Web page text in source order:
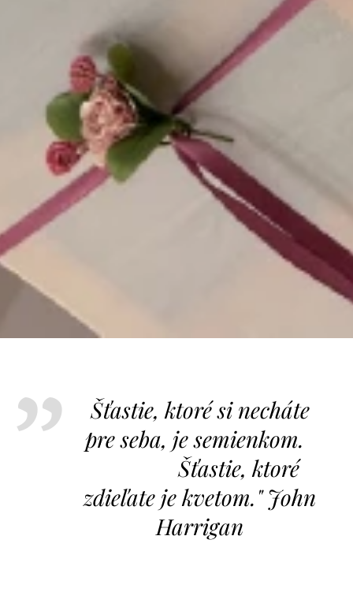
Šťastie, ktoré si necháte
pre seba, je semienkom.
Šťastie, ktoré
zdieľate je kvetom." John
Harrigan